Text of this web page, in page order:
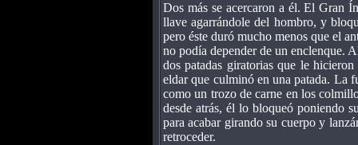
Dos más se acercaron a él. El Gran
llave agarrándole del hombro, y
pero éste duró mucho menos que el
no podía depender de un enclenque.
dos patadas giratorias que le
eldar que culminó en una patada. La
como un trozo de carne en los
desde atrás, él lo bloqueó poniendo
para acabar girando su cuerpo y
retroceder.